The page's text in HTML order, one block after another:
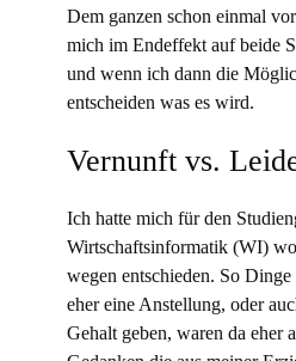
Dem ganzen schon einmal
mich im Endeffekt auf beide
und wenn ich dann die
entscheiden was es wird.
Vernunft vs.
Ich hatte mich für den
Wirtschaftsinformatik (WI)
wegen entschieden. So
eher eine Anstellung, oder
Gehalt geben, waren da eher